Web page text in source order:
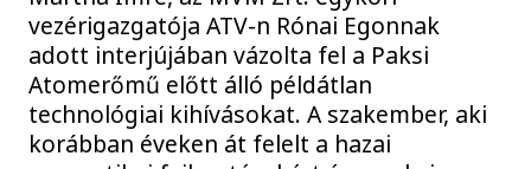
vezérigazgatója ATV-n Rónai Egonnak
adott interjújában vázolta fel a Paksi
Atomerőmű előtt álló példátlan
technológiai kihívásokat. A szakember, aki
korábban éveken át felelt a hazai